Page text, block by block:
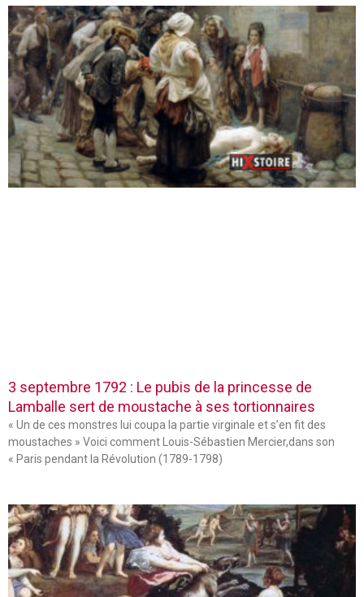
3 septembre 1792 : Le pubis de la princesse de
Lamballe sert de moustache à ses tortionnaires
« Un de ces monstres lui coupa la partie virginale et s’en fit des
moustaches » Voici comment Louis-Sébastien Mercier,dans son
« Paris pendant la Révolution (1789-1798)